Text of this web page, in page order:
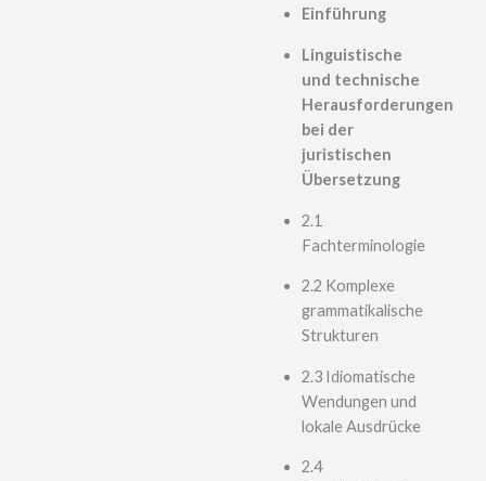
Einführung
Linguistische
und technische
Herausforderungen
bei der
juristischen
Übersetzung
2.1
Fachterminologie
2.2 Komplexe
grammatikalische
Strukturen
2.3 Idiomatische
Wendungen und
lokale Ausdrücke
2.4